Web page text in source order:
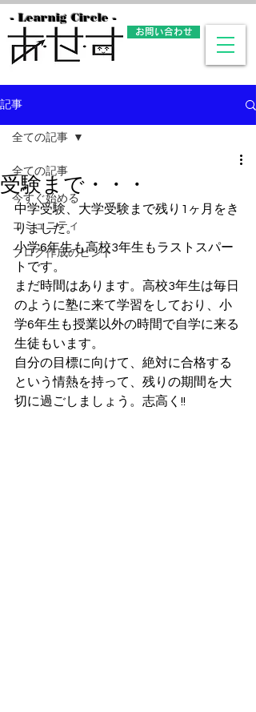
- Learnig Circle -
お問い合わせ
記事
全ての記事
今すぐ始める
コミュニティ
ブログ作成のヒント
全ての記事
受験まで・・・
中学受験、大学受験まで残り1ヶ月をき
りました。
小学6年生も高校3年生もラストスパー
トです。
まだ時間はあります。高校3年生は毎日
のように塾に来て学習をしており、小
学6年生も授業以外の時間で自学に来る
生徒もいます。
自分の目標に向けて、絶対に合格する
という情熱を持って、残りの期間を大
切に過ごしましょう。志高く!!